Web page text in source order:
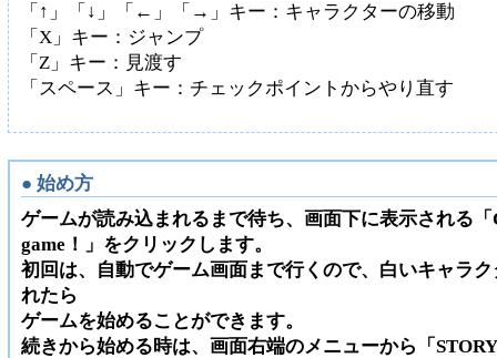
「↑」「↓」「←」「→」キー：キャラクターの移動
「X」キー：ジャンプ
「Z」キー：見渡す
「スペース」キー：チェックポイントからやり直す
● 始め方
ゲームが読み込まれるまで待ち、画面下に表示される
game！」をクリックします。
初回は、自動でゲーム画面まで行くので、白いキャラ
れたら
ゲームを始めることができます。
続きから始める時は、画面右端のメニューから「